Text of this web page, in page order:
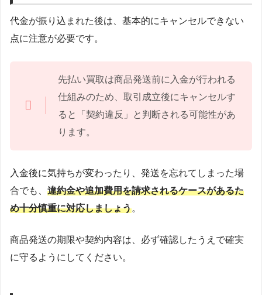
代金が振り込まれた後は、基本的にキャンセルできない
点に注意が必要です。
先払い買取は商品発送前に入金が行われる
仕組みのため、取引成立後にキャンセルす
ると「契約違反」と判断される可能性があ
ります。
入金後に気持ちが変わったり、発送を忘れてしまった場
合でも、 違約金や追加費用を請求されるケースがあるた
め十分慎重に対応しましょう。
商品発送の期限や契約内容は、必ず確認したうえで確実
に守るようにしてください。